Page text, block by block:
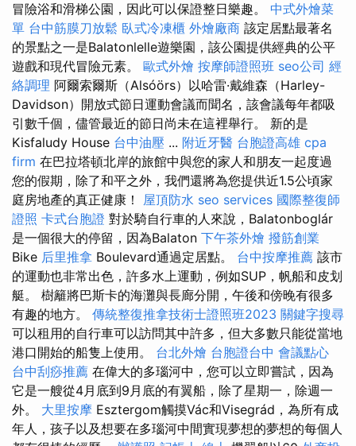
冒險浴和滑梯公園，因此可以保證整日樂趣。 中式外燴菜
單 台中筋膜刀放鬆 臥式冷凍櫃 外燴廠商 該定居點最著名
的景點之一是Balatonlelle遊樂園，該公園提供經典的公平
遊戲和現代冒險元素。 歐式外燴 按摩師證照班 seo公司 經
絡調理 阿爾索爾斯（Alsóörs）以哈雷·戴維森（Harley-
Davidson）開放式節日運動會議而聞名，該會議每年都吸
引數千個，儘管最近的節日尚未在這裡舉行。 新的是
Kisfaludy House 台中油壓 ... 附近牙醫 台胞證高雄 cpa
firm 在巴拉塔頓北岸的旅館中與您的家人和朋友一起度過
您的假期，除了和平之外，我們還將為您提供近1.5公頃家
庭房地產的真正健康！ 屋頂防水 seo services 國際整復師
證照 卡式台胞證 對於騎自行車的人來說，Balatonboglár
是一個很大的停留，因為Balaton 下午茶外燴 撥筋創業
Bike 后里推拿 Boulevard通過定居點。 台中按摩推薦 該市
的運動也非常出色，許多水上運動，例如SUP，帆船和皮划
艇。 樹籬將巴斯卡的海灘與長廊分開，午後和傍晚有很多
有趣的地方。 傳統整復推拿技術士證照班2023 關鍵字搜尋
可以租用的自行車可以訪問其中許多，但大多數只能從當地
港口開始的船隻上使用。 台北外燴 台胞證台中 會議點心
台中刮痧推薦 在偉大的多瑙河中，您可以立即嘗試，因為
它是一艘從4月底到9月底的有翼船，除了星期一，除週一
外。 大里按摩 Esztergom觸摸Vác和Visegrád，為所有成
年人，孩子以及想要在多瑙河中間實現夢想的夢想的每個人